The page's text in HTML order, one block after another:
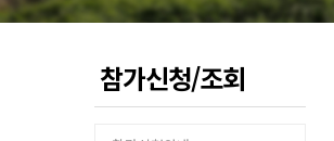
참가신청/조회